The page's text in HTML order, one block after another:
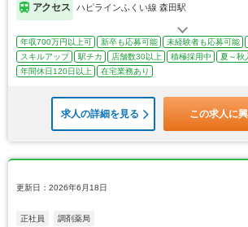
アクセス ハピラインふくい線 森田駅
年収700万円以上可 新卒も応募可能 未経験者も応募可能
スキルアップ
駅チカ 店舗数30以上 積極採用中
夏～秋
年間休日120日以上
在宅業務あり
求人の詳細を見る この求人に
更新日：2026年6月18日
正社員 調剤薬局